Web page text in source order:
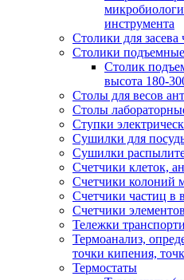
инструмента
Столики для
Столики подъемные
Столик
высота 180-
Столы для весов
Столы
Ступки
Сушилки для
Сушилки
Счетчики клеток,
Счетчики колоний
Счетчики частиц в
Счетчики
Тележки
Термоанализ,
точки кипения,
Термостаты